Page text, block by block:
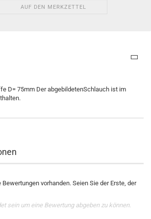
AUF DEN MERKZETTEL
D= 75mm Der abgebildetenSchlauch ist im
vorhanden. Seien Sie der Erste, der
sein um eine Bewertung abgeben zu können.